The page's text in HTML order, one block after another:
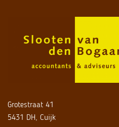
Grotestraat 41
5431 DH, Cuijk